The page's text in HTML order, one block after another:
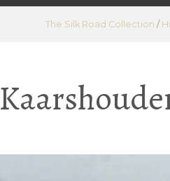
The Silk Road Collection /